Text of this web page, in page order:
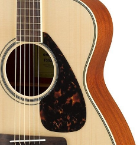
アコギ/エレアコ
ウクレレ
パーカッション
電子ピアノ